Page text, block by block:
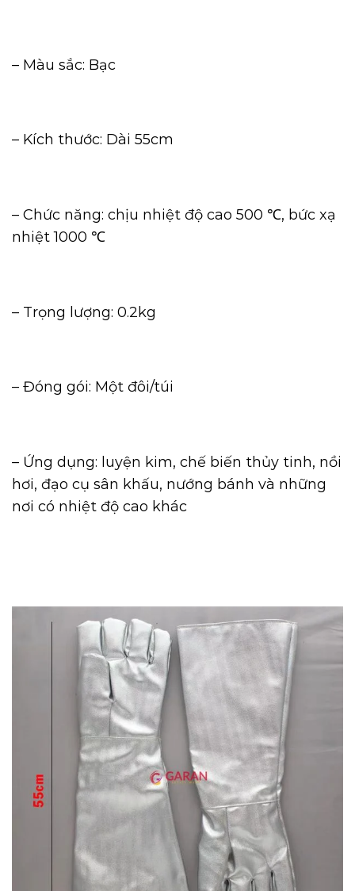
– Màu sắc: Bạc
– Kích thước: Dài 55cm
– Chức năng: chịu nhiệt độ cao 500 ℃, bức xạ
nhiệt 1000 ℃
– Trọng lượng: 0.2kg
– Đóng gói: Một đôi/túi
– Ứng dụng: luyện kim, chế biến thủy tinh, nồi
hơi, đạo cụ sân khấu, nướng bánh và những
nơi có nhiệt độ cao khác